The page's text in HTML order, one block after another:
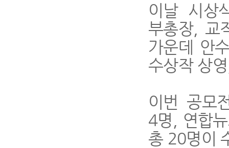
이날 시상
부총장, 교
가운데 안
수상작 상
이번 공모
4명, 연합
총 20명이